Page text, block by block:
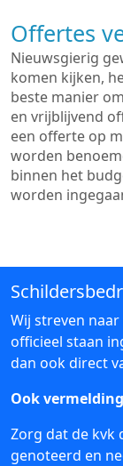
Offertes
Nieuwsgierig
komen kijken,
beste manier
en vrijblijvend
een offerte op
worden
binnen het
worden
Wij streven
officieel staan
dan ook direct
Ook
Zorg dat de kvk
genoteerd en